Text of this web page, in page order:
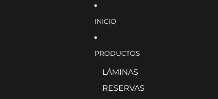
INICIO
PRODUCTOS
LÁMINAS
RESERVAS